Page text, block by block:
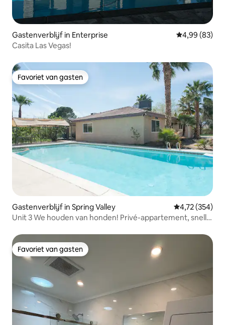
Gastenverblijf in Enterprise Gemiddelde
4,99 (83)
Casita Las Vegas!
Favoriet van gasten
Favoriet van gasten
Gastenverblijf in Spring Valley Gemiddelde
4,72 (354)
Unit 3 We houden van honden! Privé-appartement, snelle
Favoriet van gasten
Favoriet van gasten